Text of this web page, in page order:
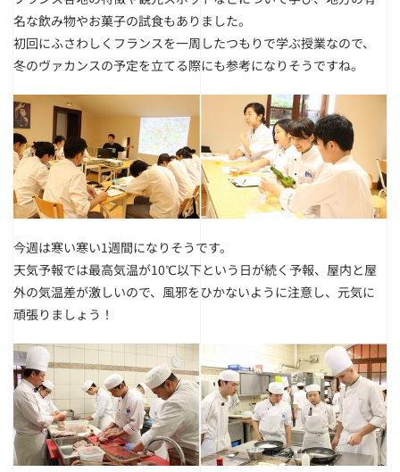
名な飲み物やお菓子の試食もありました。
初回にふさわしくフランスを一周したつもりで学ぶ授業なので、
冬のヴァカンスの予定を立てる際にも参考になりそうですね。
今週は寒い寒い1週間になりそうです。
天気予報では最高気温が10℃以下という日が続く予報、屋内と屋
外の気温差が激しいので、風邪をひかないように注意し、元気に
頑張りましょう！